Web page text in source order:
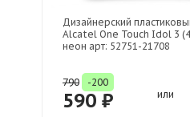
Дизайнерский
Alcatel One Touch Idol 3
неон арт: 52751-21708
790 -200
590 ₽ или